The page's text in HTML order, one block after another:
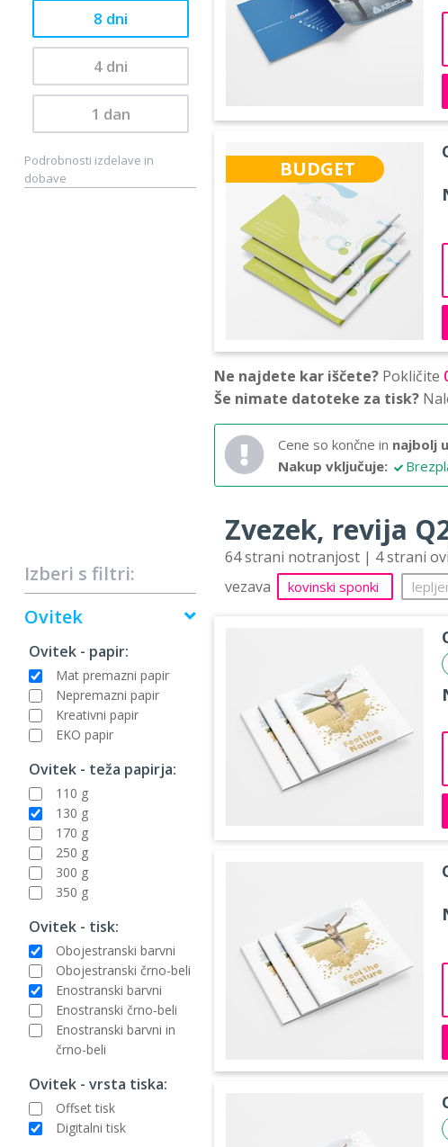
8 dni
4 dni
1 dan
Podrobnosti izdelave in
dobave
Izberi s filtri:
Ovitek
Ovitek - papir:
Mat premazni papir
Nepremazni papir
Kreativni papir
EKO papir
Ovitek - teža papirja:
110 g
130 g
170 g
250 g
300 g
350 g
Ovitek - tisk:
Obojestranski barvni
Obojestranski črno-beli
Enostranski barvni
Enostranski črno-beli
Enostranski barvni in
črno-beli
Ovitek - vrsta tiska:
Offset tisk
Digitalni tisk
BUDGET
Ne najdete kar iščete? Pokličite
Še nimate datoteke za tisk?
Cene so končne in najbolj
Nakup vključuje:
Zvezek, revija
64 strani notranjost | 4 strani
vezava
kovinski sponki